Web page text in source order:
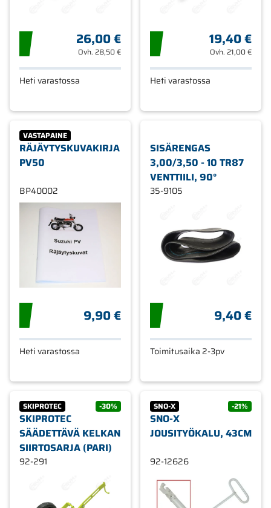
26,00 €
Ovh. 28,50 €
Heti varastossa
19,40 €
Ovh. 21,00 €
Heti varastossa
VASTAPAINE
RÄJÄYTYSKUVAKIRJA
PV50
BP40002
9,90 €
Heti varastossa
SISÄRENGAS
3,00/3,50 - 10 TR87
VENTTIILI, 90°
35-9105
9,40 €
Toimitusaika 2-3pv
SKIPROTEC -30%
SKIPROTEC
SÄÄDETTÄVÄ KELKAN
SIIRTOSARJA (PARI)
92-291
SNO-X -21%
SNO-X
JOUSITYÖKALU, 43CM
92-12626